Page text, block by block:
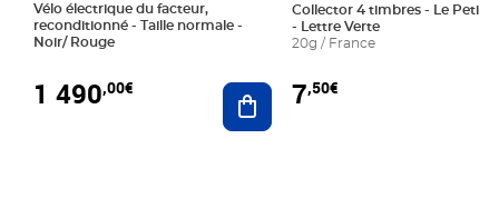
Vélo électrique du facteur,
reconditionné - Taille normale -
Noir/ Rouge
1 490,00€ Ajouter au panier
Collector 4 timbres - Le Petit
- Lettre Verte
20g / France
7,50€